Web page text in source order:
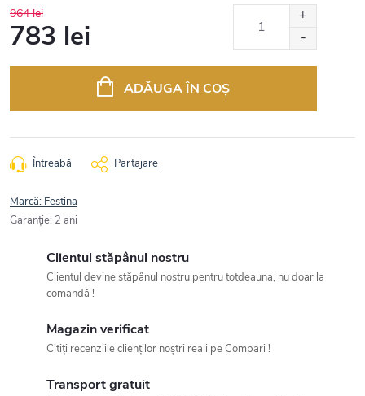
964 lei
783 lei
ADĂUGA ÎN COŞ
Întreabă Partajare
Marcă: Festina
Garanţie: 2 ani
Clientul stăpânul nostru
Clientul devine stăpânul nostru pentru totdeauna, nu doar la
comandă !
Magazin verificat
Citiți recenziile clienților noștri reali pe Compari !
Transport gratuit